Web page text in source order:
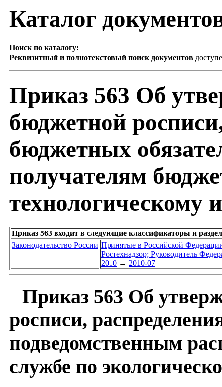
Каталог
Поиск по каталогу:
Реквизитный и полнотекстовый поиск документов
Приказ 563 Об
бюджетной
бюджетных
получателям
технологическому
Приказ 563 входит в следующие классификаторы и
Законодательство России Принятые в Российской
Ростехнадзор; Руководитель
2010 → 2010-07
Приказ 563 Об
росписи,
подведомственным
службе по